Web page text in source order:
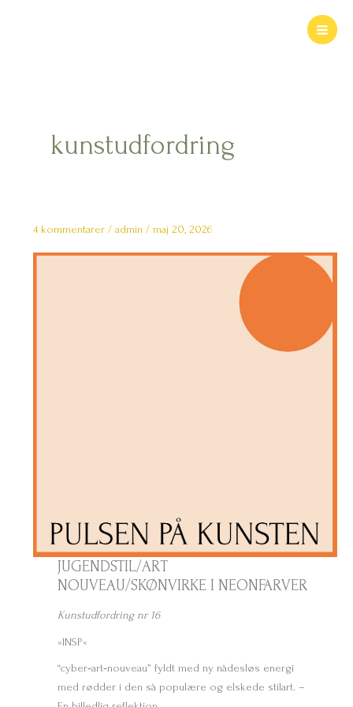
kunstudfordring
4 kommentarer / admin / maj 20, 2026
JUGENDSTIL/ART
NOUVEAU/SKØNVIRKE I NEONFARVER
Kunstudfordring nr 16
»INSP«
“cyber‑art‑nouveau” fyldt med ny nådesløs energi
med rødder i den så populære og elskede stilart. –